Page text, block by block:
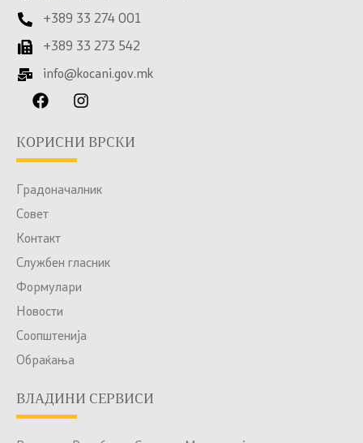
+389 33 274 001
+389 33 273 542
info@kocani.gov.mk
КОРИСНИ ВРСКИ
Градоначалник
Совет
Контакт
Службен гласник
Формулари
Новости
Соопштенија
Обраќања
ВЛАДИНИ СЕРВИСИ